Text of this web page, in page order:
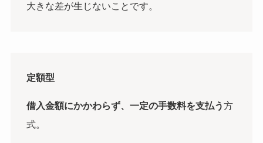
大きな差が生じないことです。
定額型
借入金額にかかわらず、一定の手数料を支払う方
式。